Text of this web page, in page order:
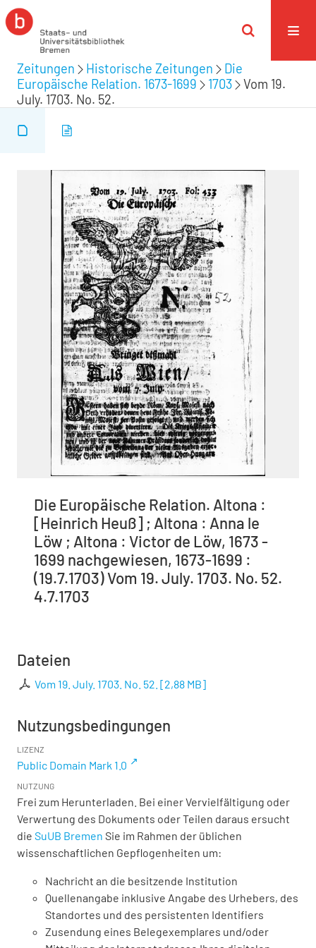
Zeitungen Historische Zeitungen
Die
Europäische Relation. 1673-1699
1703
Vom 19.
July. 1703. No. 52.
Die Europäische Relation. Altona :
[Heinrich Heuß] ; Altona : Anna le
Löw ; Altona : Victor de Löw, 1673 -
1699 nachgewiesen, 1673-1699 :
(19.7.1703) Vom 19. July. 1703. No. 52.
4.7.1703
Dateien
Vom 19. July. 1703. No. 52. [2,88 MB]
Nutzungsbedingungen
LIZENZ
Public Domain Mark 1.0
NUTZUNG
Frei zum Herunterladen. Bei einer Vervielfältigung oder
Verwertung des Dokuments oder Teilen daraus ersucht
die SuUB Bremen Sie im Rahmen der üblichen
wissenschaftlichen Gepflogenheiten um:
Nachricht an die besitzende Institution
Quellenangabe inklusive Angabe des Urhebers, des
Standortes und des persistenten Identifiers
Zusendung eines Belegexemplares und/oder